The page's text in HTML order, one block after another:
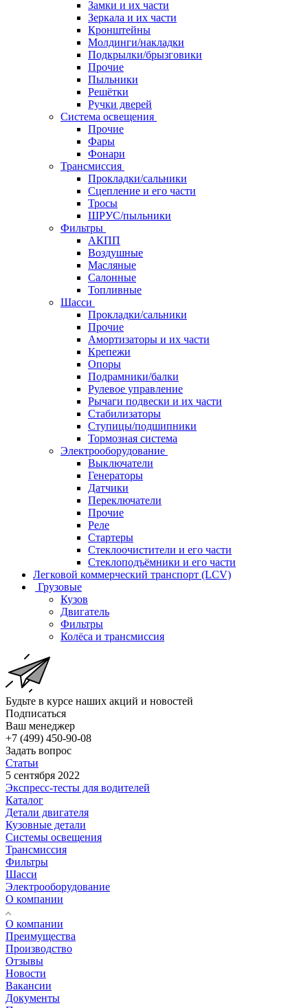
Замки и их части
Зеркала и их части
Кронштейны
Молдинги/накладки
Подкрылки/брызговики
Прочие
Пыльники
Решётки
Ручки дверей
Система освещения
Прочие
Фары
Фонари
Трансмиссия
Прокладки/сальники
Сцепление и его части
Тросы
ШРУС/пыльники
Фильтры
АКПП
Воздушные
Масляные
Салонные
Топливные
Шасси
Прокладки/сальники
Прочие
Амортизаторы и их части
Крепежи
Опоры
Подрамники/балки
Рулевое управление
Рычаги подвески и их части
Стабилизаторы
Ступицы/подшипники
Тормозная система
Электрооборудование
Выключатели
Генераторы
Датчики
Переключатели
Прочие
Реле
Стартеры
Стеклоочистители и его части
Стеклоподъёмники и его части
Легковой коммерческий транспорт (LCV)
Грузовые
Кузов
Двигатель
Фильтры
Колёса и трансмиссия
Будьте в курсе наших акций и новостей
Подписаться
Ваш менеджер
+7 (499) 450-90-08
Задать вопрос
Статьи
5 сентября 2022
Экспресс-тесты для водителей
Каталог
Детали двигателя
Кузовные детали
Системы освещения
Трансмиссия
Фильтры
Шасси
Электрооборудование
О компании
О компании
Преимущества
Производство
Отзывы
Новости
Вакансии
Документы